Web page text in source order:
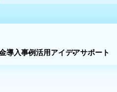
覧 料金導入事例活用アイデア